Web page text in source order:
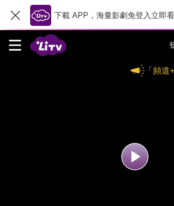
下載 APP，海量影劇免登入立即看
「頻